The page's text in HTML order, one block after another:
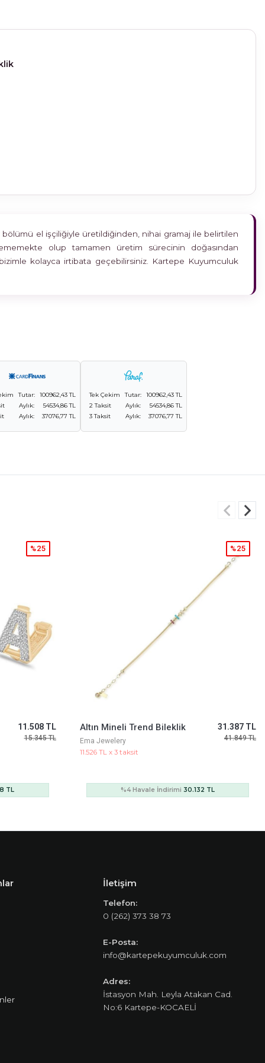
el işçiliğiyle üretildiğinden, nihai gramaj ile belirtilen
olup tamamen üretim sürecinin doğasından
bizimle kolayca irtibata geçebilirsiniz. Kartepe Kuyumculuk
Tutar:
100962,43 TL
Aylık:
54534,86 TL
Aylık: 37076,77 TL
Tek Çekim Tutar:
100962,43 TL
2 Taksit
Aylık:
54534,86 TL
3 Taksit
Aylık: 37076,77 TL
31.387 TL
41.849 TL
%25
TL
Pembe Taş Çerçevelil Kolye
Ema Jewelery
56.350 TL x 3 taksit
153.446 TL
204.595 TL
%25
%4 Havale İndirimi 147.308 TL
İletişim
Telefon:
0 (262) 373 38 73
E-Posta:
info@kartepekuyumculuk.com
Adres:
İstasyon Mah. Leyla Atakan Cad.
No:6 Kartepe-KOCAELİ